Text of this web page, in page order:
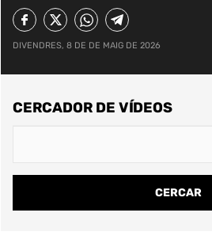
DIVENDRES, 8 DE DE MAIG DE 2026
CERCADOR DE VÍDEOS